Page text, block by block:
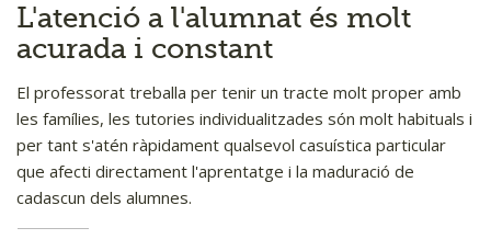
L'atenció a l'alumnat és molt
acurada i constant
El professorat treballa per tenir un tracte molt proper amb
les famílies, les tutories individualitzades són molt habituals i
per tant s'atén ràpidament qualsevol casuística particular
que afecti directament l'aprentatge i la maduració de
cadascun dels alumnes.